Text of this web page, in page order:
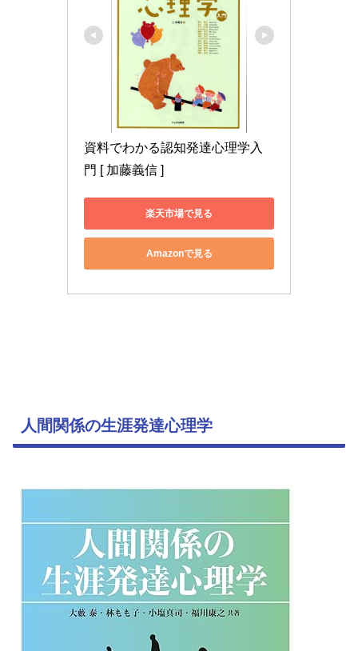
資料でわかる認知発達心理学入
門 [ 加藤義信 ]
楽天市場で見る
Amazonで見る
人間関係の生涯発達心理学